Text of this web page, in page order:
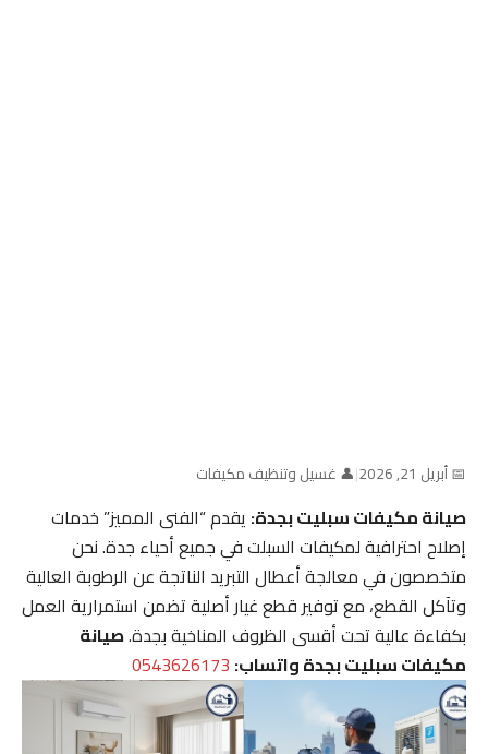
📅 أبريل 21, 2026 |👤 غسيل وتنظيف مكيفات
صيانة مكيفات سبليت بجدة:يقدم “الفنى المميز” خدمات
إصلاح احترافية لمكيفات السبلت في جميع أحياء جدة. نحن
متخصصون في معالجة أعطال التبريد الناتجة عن الرطوبة العالية
وتآكل القطع، مع توفير قطع غيار أصلية تضمن استمرارية العمل
بكفاءة عالية تحت أقسى الظروف المناخية بجدة.صيانة
مكيفات سبليت بجدة واتساب:0543626173